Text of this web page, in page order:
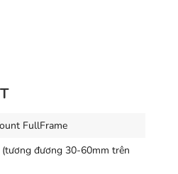
FullFrame
đương 30-60mm trên